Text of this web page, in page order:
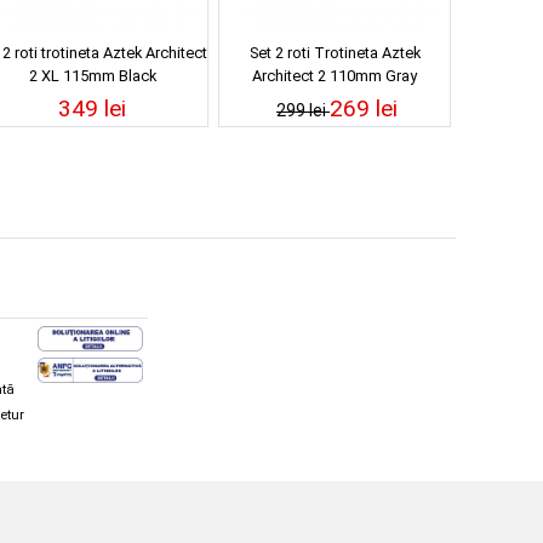
2 roti trotineta Aztek Architect
2 XL 115mm Black
349 lei
Set 2 roti Trotineta Aztek
Architect 2 110mm Gray
299 lei269 lei